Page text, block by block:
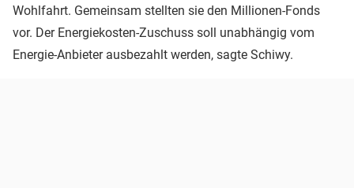
Wohlfahrt. Gemeinsam stellten sie den Millionen-Fonds
vor. Der Energiekosten-Zuschuss soll unabhängig vom
Energie-Anbieter ausbezahlt werden, sagte Schiwy.